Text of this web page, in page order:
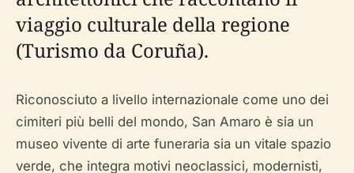
viaggio culturale della regione
(Turismo da Coruña).
Riconosciuto a livello internazionale come uno dei
cimiteri più belli del mondo, San Amaro è sia un
museo vivente di arte funeraria sia un vitale spazio
verde, che integra motivi neoclassici, modernisti,